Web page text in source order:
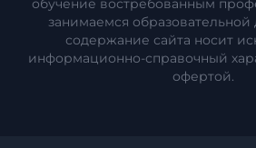
обучение востребованным
занимаемся образовательной
содержание сайта носит
информационно-справочный
офертой.